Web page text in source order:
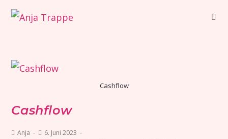
Cashflow
Cashflow
Anja
6. Juni 2023